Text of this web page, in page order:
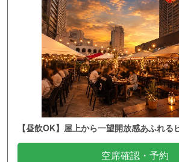
【昼飲OK】屋上から一望開放感あふれる
空席確認・予約